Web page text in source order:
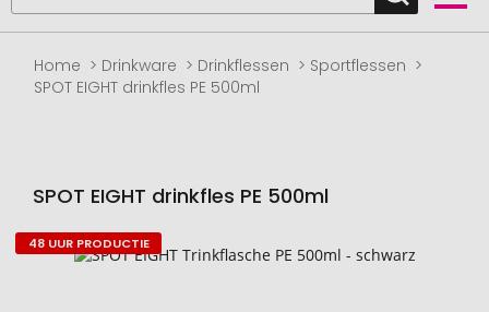
Home Drinkware Drinkflessen
Sportflessen
SPOT EIGHT drinkfles PE 500ml
SPOT EIGHT drinkfles PE 500ml
Naar
48 UUR PRODUCTIE